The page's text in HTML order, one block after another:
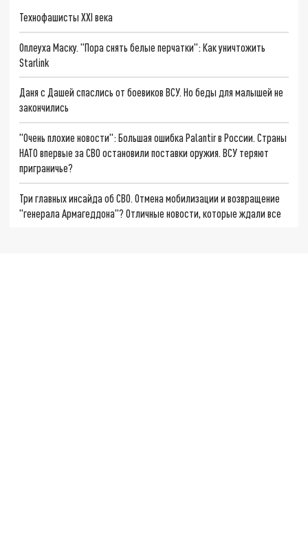
Технофашисты XXI века
Оплеуха Маску. "Пора снять белые перчатки": Как уничтожить
Starlink
Даня с Дашей спаслись от боевиков ВСУ. Но беды для малышей не
закончились
"Очень плохие новости": Большая ошибка Palantir в России. Страны
НАТО впервые за СВО остановили поставки оружия. ВСУ теряют
приграничье?
Три главных инсайда об СВО. Отмена мобилизации и возвращение
"генерала Армагеддона"? Отличные новости, которые ждали все